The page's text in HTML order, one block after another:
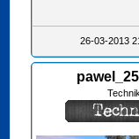
26-03-2013
Technik